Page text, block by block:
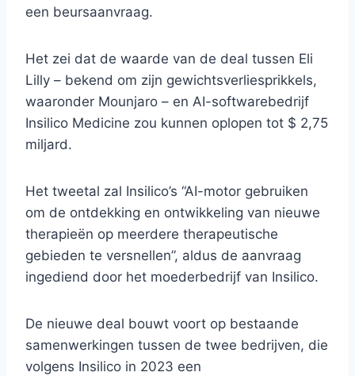
een beursaanvraag.
Het zei dat de waarde van de deal tussen Eli
Lilly – bekend om zijn gewichtsverliesprikkels,
waaronder Mounjaro – en AI-softwarebedrijf
Insilico Medicine zou kunnen oplopen tot $ 2,75
miljard.
Het tweetal zal Insilico’s “AI-motor gebruiken
om de ontdekking en ontwikkeling van nieuwe
therapieën op meerdere therapeutische
gebieden te versnellen”, aldus de aanvraag
ingediend door het moederbedrijf van Insilico.
De nieuwe deal bouwt voort op bestaande
samenwerkingen tussen de twee bedrijven, die
volgens Insilico in 2023 een